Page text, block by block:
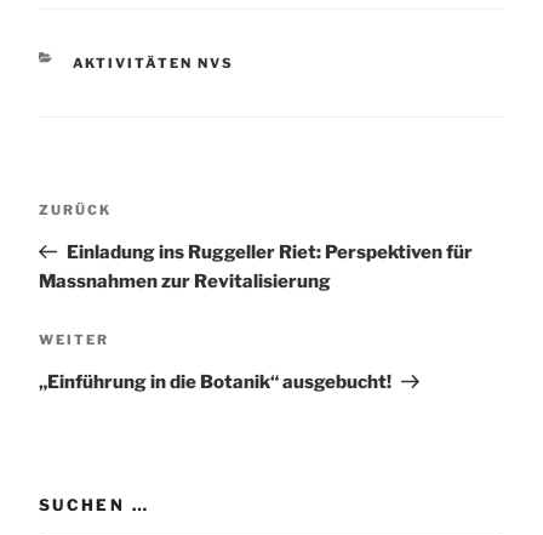
KATEGORIEN
AKTIVITÄTEN NVS
Vorheriger
ZURÜCK
Einladung ins Ruggeller Riet: Perspektiven für
Massnahmen zur Revitalisierung
Nächster
WEITER
„Einführung in die Botanik“ ausgebucht!
SUCHEN …